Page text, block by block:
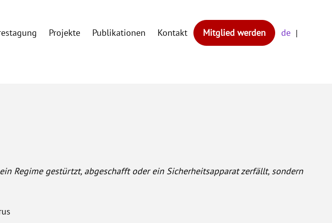
Projekte Publikationen Kontakt Mitglied werden
de
Regime gestürtzt, abgeschafft oder ein Sicherheitsapparat zerfällt, sondern